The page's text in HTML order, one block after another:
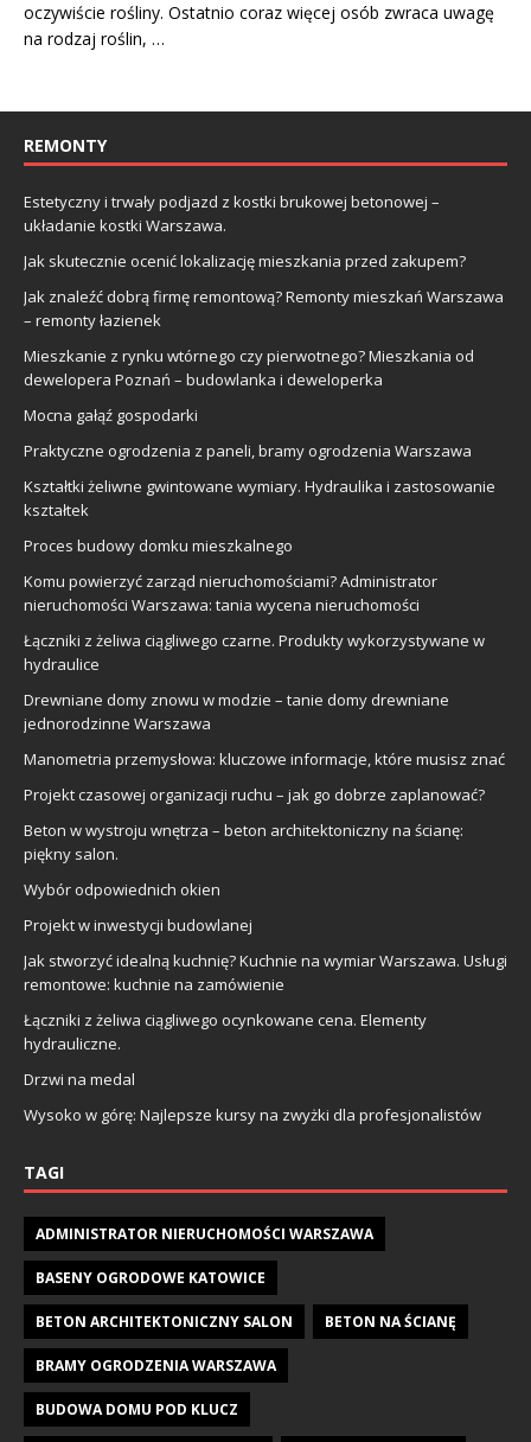
oczywiście rośliny. Ostatnio coraz więcej osób zwraca uwagę
na rodzaj roślin, …
REMONTY
Estetyczny i trwały podjazd z kostki brukowej betonowej –
układanie kostki Warszawa.
Jak skutecznie ocenić lokalizację mieszkania przed zakupem?
Jak znaleźć dobrą firmę remontową? Remonty mieszkań Warszawa
– remonty łazienek
Mieszkanie z rynku wtórnego czy pierwotnego? Mieszkania od
dewelopera Poznań – budowlanka i deweloperka
Mocna gałąź gospodarki
Praktyczne ogrodzenia z paneli, bramy ogrodzenia Warszawa
Kształtki żeliwne gwintowane wymiary. Hydraulika i zastosowanie
kształtek
Proces budowy domku mieszkalnego
Komu powierzyć zarząd nieruchomościami? Administrator
nieruchomości Warszawa: tania wycena nieruchomości
Łączniki z żeliwa ciągliwego czarne. Produkty wykorzystywane w
hydraulice
Drewniane domy znowu w modzie – tanie domy drewniane
jednorodzinne Warszawa
Manometria przemysłowa: kluczowe informacje, które musisz znać
Projekt czasowej organizacji ruchu – jak go dobrze zaplanować?
Beton w wystroju wnętrza – beton architektoniczny na ścianę:
piękny salon.
Wybór odpowiednich okien
Projekt w inwestycji budowlanej
Jak stworzyć idealną kuchnię? Kuchnie na wymiar Warszawa. Usługi
remontowe: kuchnie na zamówienie
Łączniki z żeliwa ciągliwego ocynkowane cena. Elementy
hydrauliczne.
Drzwi na medal
Wysoko w górę: Najlepsze kursy na zwyżki dla profesjonalistów
TAGI
ADMINISTRATOR NIERUCHOMOŚCI WARSZAWA
BASENY OGRODOWE KATOWICE
BETON ARCHITEKTONICZNY SALON BETON NA ŚCIANĘ
BRAMY OGRODZENIA WARSZAWA
BUDOWA DOMU POD KLUCZ